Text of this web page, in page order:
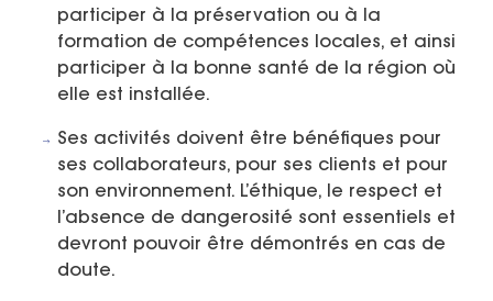
participer à la préservation ou à la
formation de compétences locales, et ainsi
participer à la bonne santé de la région où
elle est installée.
Ses activités doivent être bénéfiques pour
ses collaborateurs, pour ses clients et pour
son environnement. L’éthique, le respect et
l’absence de dangerosité sont essentiels et
devront pouvoir être démontrés en cas de
doute.